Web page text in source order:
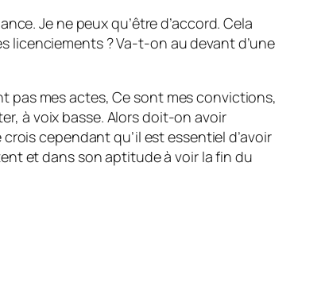
Je ne peux qu’être d’accord. Cela
licenciements ? Va-t-on au devant d’une
pas mes actes, Ce sont mes convictions,
à voix basse. Alors doit-on avoir
cependant qu’il est essentiel d’avoir
et dans son aptitude à voir la fin du